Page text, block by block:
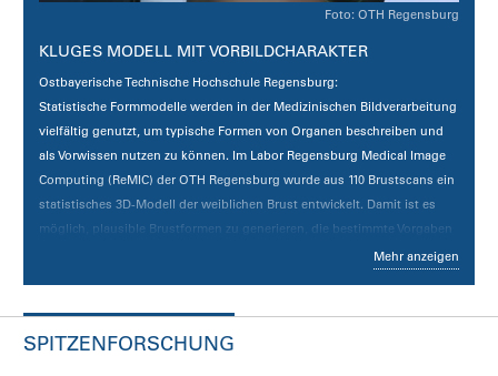
Foto: OTH Regensburg
KLUGES MODELL MIT VORBILDCHARAKTER
Ostbayerische Technische Hochschule Regensburg:
Statistische Formmodelle werden in der Medizinischen Bildverarbeitung
vielfältig genutzt, um typische Formen von Organen beschreiben und
als Vorwissen nutzen zu können. Im Labor Regensburg Medical Image
Computing (ReMIC) der OTH Regensburg wurde aus 110 Brustscans ein
statistisches 3D-Modell der weiblichen Brust entwickelt. Damit ist es
möglich, plausible Brustformen zu generieren, die bestimmte Vorgaben
erfüllen. So können sich die Patientinnen künftig z.B. die plausibelste
Mehr anzeigen
SPITZENFORSCHUNG